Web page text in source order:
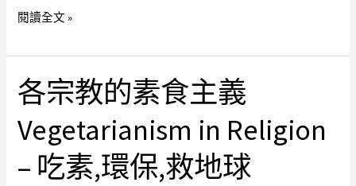
球
for
素,
保,
閱讀全文 »
各宗教的素食主義
Vegetarianism in Religion
– 吃素,環保,救地球
各
宗
教
素